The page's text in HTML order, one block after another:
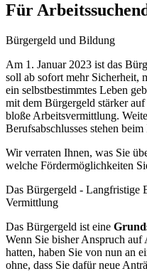
Für
Bürgergeld und Bildung
Am 1. Januar 2023 ist das
soll ab sofort mehr Sicherheit,
ein selbstbestimmtes Leben
mit dem Bürgergeld stärker
bloße Arbeitsvermittlung.
Berufsabschlusses stehen
Wir verraten Ihnen, was Sie
welche Fördermöglichkeiten
Das Bürgergeld - Langfristige
Vermittlung
Das Bürgergeld ist eine
Wenn Sie bisher Anspruch
hatten, haben Sie von nun an
ohne, dass Sie dafür neue